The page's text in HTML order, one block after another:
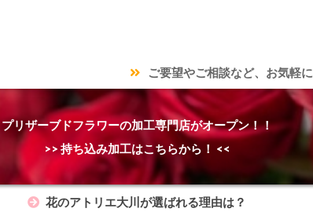
ご要望やご相談など、お気軽
プリザーブドフラワーの加工専門店がオープン！！
>> 持ち込み加工はこちらから！ <<
花のアトリエ大川が選ばれる理由は？